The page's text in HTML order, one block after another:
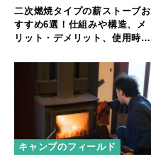
二次燃焼タイプの薪ストーブお
すすめ6選！仕組みや構造、メ
リット・デメリット、使用時の
キャンプのフィールド